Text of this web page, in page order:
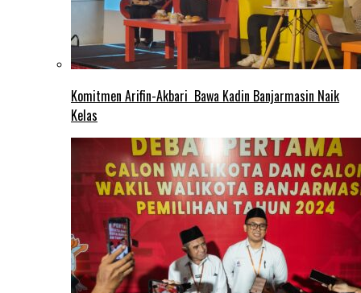
Komitmen Arifin-Akbari Bawa Kadin Banjarmasin Naik
Kelas